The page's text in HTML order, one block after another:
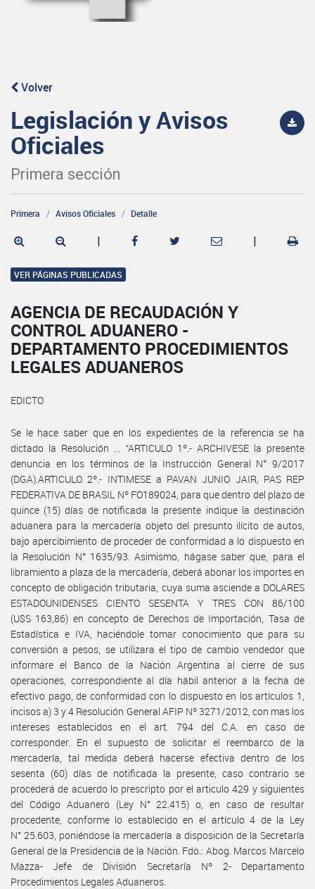
Volver
Legislación y Avisos
Oficiales
Primera sección
Primera Avisos Oficiales Detalle
| |
VER PÁGINAS PUBLICADAS
AGENCIA DE RECAUDACIÓN Y
CONTROL ADUANERO -
DEPARTAMENTO PROCEDIMIENTOS
LEGALES ADUANEROS
EDICTO
Se le hace saber que en los expedientes de la referencia se ha
dictado la Resolución ... “ARTICULO 1º.- ARCHIVESE la presente
denuncia en los términos de la Instrucción General N° 9/2017
(DGA).ARTICULO 2º.- INTIMESE a PAVAN JUNIO JAIR, PAS REP
FEDERATIVA DE BRASIL Nº FO189024, para que dentro del plazo de
quince (15) días de notificada la presente indique la destinación
aduanera para la mercadería objeto del presunto ilícito de autos,
bajo apercibimiento de proceder de conformidad a lo dispuesto en
la Resolución N° 1635/93. Asimismo, hágase saber que, para el
libramiento a plaza de la mercadería, deberá abonar los importes en
concepto de obligación tributaria, cuya suma asciende a DOLARES
ESTADOUNIDENSES CIENTO SESENTA Y TRES CON 86/100
(U$S 163,86) en concepto de Derechos de Importación, Tasa de
Estadística e IVA, haciéndole tomar conocimiento que para su
conversión a pesos, se utilizara el tipo de cambio vendedor que
informare el Banco de la Nación Argentina al cierre de sus
operaciones, correspondiente al día hábil anterior a la fecha de
efectivo pago, de conformidad con lo dispuesto en los artículos 1,
incisos a) 3 y 4 Resolución General AFIP Nº 3271/2012, con mas los
intereses establecidos en el art. 794 del C.A. en caso de
corresponder. En el supuesto de solicitar el reembarco de la
mercadería, tal medida deberá hacerse efectiva dentro de los
sesenta (60) días de notificada la presente, caso contrario se
procederá de acuerdo lo prescripto por el articulo 429 y siguientes
del Código Aduanero (Ley N° 22.415) o, en caso de resultar
procedente, conforme lo establecido en el artículo 4 de la Ley
N° 25.603, poniéndose la mercadería a disposición de la Secretaría
General de la Presidencia de la Nación. Fdo.: Abog. Marcos Marcelo
Mazza- Jefe de División Secretaría Nº 2- Departamento
Procedimientos Legales Aduaneros.